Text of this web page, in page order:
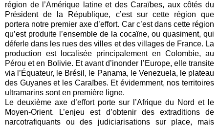
région de l’Amérique latine et des Caraïbes, aux côtés du
Président de la République, c’est sur cette région que
portera notre premier axe d’effort. Car c’est dans cette région
qu’est produite l’ensemble de la cocaïne, ou quasiment, qui
déferle dans les rues des villes et des villages de France. La
production est localisée principalement en Colombie, au
Pérou et en Bolivie. Et avant d’inonder l’Europe, elle transite
via l’Équateur, le Brésil, le Panama, le Venezuela, le plateau
des Guyanes et les Caraïbes. Et évidemment, nos territoires
ultramarins sont en première ligne.
Le deuxième axe d’effort porte sur l’Afrique du Nord et le
Moyen-Orient. L’enjeu est d’obtenir des extraditions de
narcotrafiquants ou des judiciarisations sur place, mais